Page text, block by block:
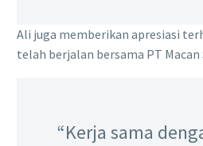
Ali juga memberikan apresiasi
telah berjalan bersama PT Macan
“Kerja sama